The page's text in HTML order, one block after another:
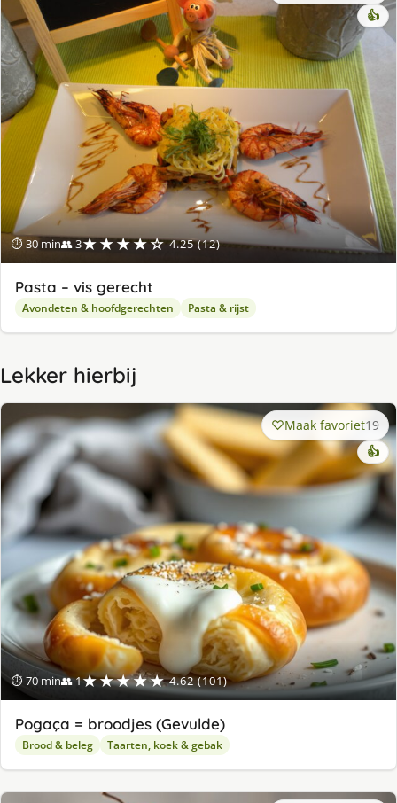
⏱ 30 min👥 3★★★★☆ 4.25 (12)
👍
Pasta – vis gerecht
Avondeten & hoofdgerechten Pasta & rijst
Lekker hierbij
⏱ 70 min👥 1★★★★★ 4.62 (101)
Maak favoriet19
👍
Pogaça = broodjes (Gevulde)
Brood & beleg Taarten, koek & gebak